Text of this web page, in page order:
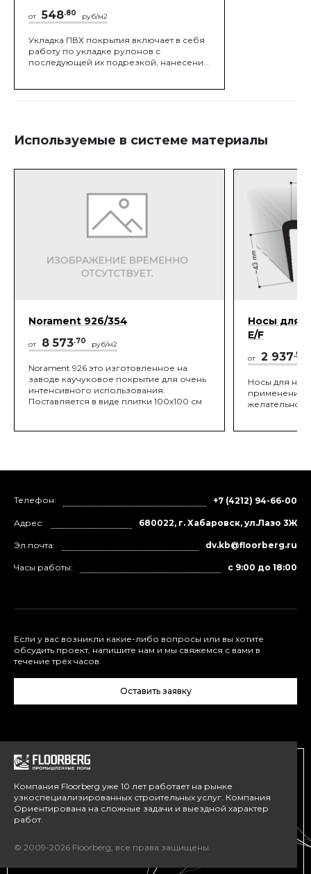
от 548.80 руб/м2
Укладка ПВХ покрытия включает в себя
работу по укладке рулонов с
последующей их подрезкой, нанесение
Используемые в системе материалы
Norament 926/354
от 8 573.70 руб/м2
Norament 926 это изготовленное на
заводе каучуковое покрытие для очень
интенсивного использования.
Поставляется в виде плитки 100х100 см
Носы для
E/F
от 2 937.56
Носы для
применение
желательно
Компания Floorberg уже 10 лет работает на рынке
узкоспециализированных строительных услуг. Компания
Ориентирована на сложные задачи и выездной характер
работ.
© 2009-2026 Floorberg, все права защищены.
Телефон: +7 (4212) 94-66-00
Адрес: 680022, г. Хабаровск, ул.Лазо 3Ж
Эл.почта: dv.kb@floorberg.ru
Часы работы: с 9:00 до 18:00
Если у вас возникли какие-либо вопросы или вы хотите
обсудить проект, напишите нам и мы свяжемся с вами в
течение трёх часов.
Оставить заявку